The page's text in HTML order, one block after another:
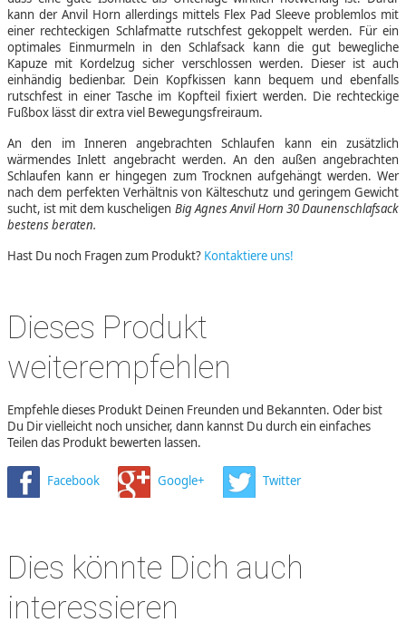
kann der Anvil Horn allerdings mittels Flex Pad Sleeve problemlos mit
einer rechteckigen Schlafmatte rutschfest gekoppelt werden. Für ein
optimales Einmurmeln in den Schlafsack kann die gut bewegliche
Kapuze mit Kordelzug sicher verschlossen werden. Dieser ist auch
einhändig bedienbar. Dein Kopfkissen kann bequem und ebenfalls
rutschfest in einer Tasche im Kopfteil fixiert werden. Die rechteckige
Fußbox lässt dir extra viel Bewegungsfreiraum.
An den im Inneren angebrachten Schlaufen kann ein zusätzlich
wärmendes Inlett angebracht werden. An den außen angebrachten
Schlaufen kann er hingegen zum Trocknen aufgehängt werden. Wer
nach dem perfekten Verhältnis von Kälteschutz und geringem Gewicht
sucht, ist mit dem kuscheligen Big Agnes Anvil Horn 30 Daunenschlafsack
bestens beraten.
Hast Du noch Fragen zum Produkt? Kontaktiere uns!
Dieses Produkt
weiterempfehlen
Empfehle dieses Produkt Deinen Freunden und Bekannten. Oder bist
Du Dir vielleicht noch unsicher, dann kannst Du durch ein einfaches
Teilen das Produkt bewerten lassen.
Facebook Google+ Twitter
Dies könnte Dich auch
interessieren